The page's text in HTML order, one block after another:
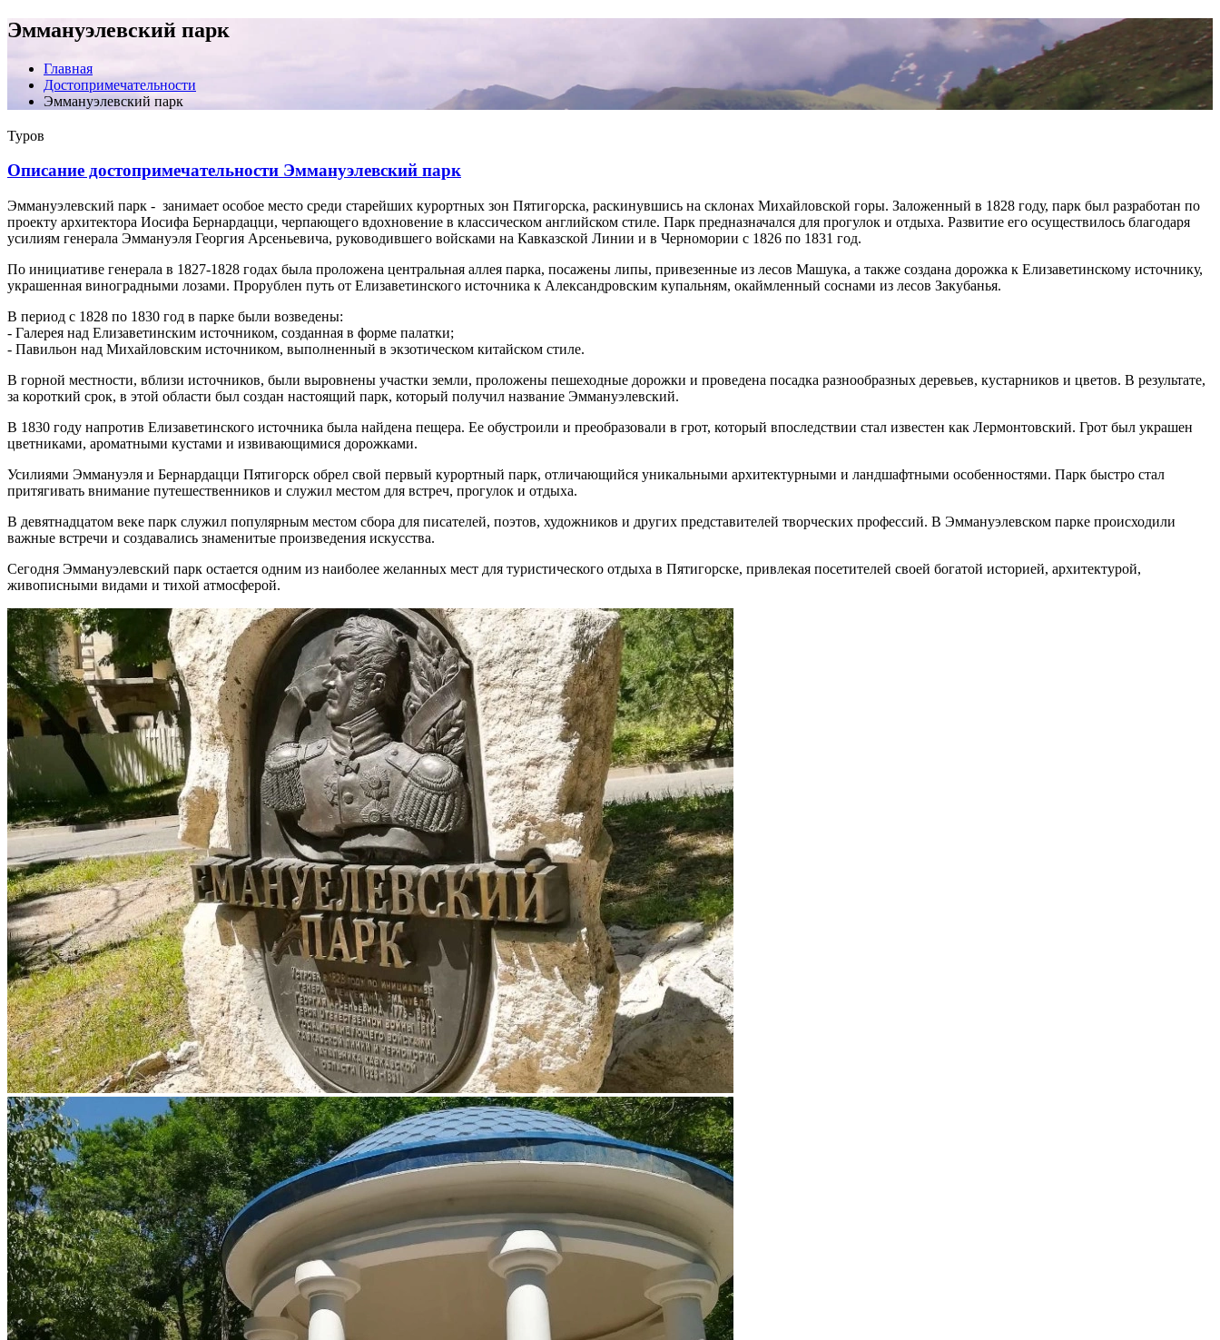
Эммануэлевский парк
Главная
Достопримечательности
Эммануэлевский парк
Туров
Описание достопримечательности Эммануэлевский парк
Эммануэлевский парк - занимает особое место среди старейших курортных зон Пятигорска, раскинувшись на склонах Михайловской горы. Заложенный в 1828 году, парк был разработан по
проекту архитектора Иосифа Бернардацци, черпающего вдохновение в классическом английском стиле. Парк предназначался для прогулок и отдыха. Развитие его осуществилось благодаря
усилиям генерала Эммануэля Георгия Арсеньевича, руководившего войсками на Кавказской Линии и в Черномории с 1826 по 1831 год.
По инициативе генерала в 1827-1828 годах была проложена центральная аллея парка, посажены липы, привезенные из лесов Машука, а также создана дорожка к Елизаветинскому источнику,
украшенная виноградными лозами. Прорублен путь от Елизаветинского источника к Александровским купальням, окаймленный соснами из лесов Закубанья.
В период с 1828 по 1830 год в парке были возведены:
- Галерея над Елизаветинским источником, созданная в форме палатки;
- Павильон над Михайловским источником, выполненный в экзотическом китайском стиле.
В горной местности, вблизи источников, были выровнены участки земли, проложены пешеходные дорожки и проведена посадка разнообразных деревьев, кустарников и цветов. В результате,
за короткий срок, в этой области был создан настоящий парк, который получил название Эммануэлевский.
В 1830 году напротив Елизаветинского источника была найдена пещера. Ее обустроили и преобразовали в грот, который впоследствии стал известен как Лермонтовский. Грот был украшен
цветниками, ароматными кустами и извивающимися дорожками.
Усилиями Эммануэля и Бернардацци Пятигорск обрел свой первый курортный парк, отличающийся уникальными архитектурными и ландшафтными особенностями. Парк быстро стал
притягивать внимание путешественников и служил местом для встреч, прогулок и отдыха.
В девятнадцатом веке парк служил популярным местом сбора для писателей, поэтов, художников и других представителей творческих профессий. В Эммануэлевском парке происходили
важные встречи и создавались знаменитые произведения искусства.
Сегодня Эммануэлевский парк остается одним из наиболее желанных мест для туристического отдыха в Пятигорске, привлекая посетителей своей богатой историей, архитектурой,
живописными видами и тихой атмосферой.